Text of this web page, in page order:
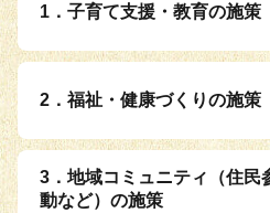
1．子育て支援・教育の施策
2．福祉・健康づくりの施策
3．地域コミュニティ（住民
動など）の施策